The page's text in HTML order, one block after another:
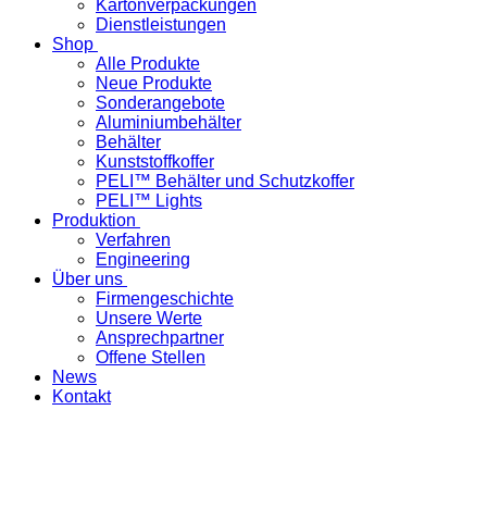
Kartonverpackungen
Dienstleistungen
Shop
Alle Produkte
Neue Produkte
Sonderangebote
Aluminiumbehälter
Behälter
Kunststoffkoffer
PELI™ Behälter und Schutzkoffer
PELI™ Lights
Produktion
Verfahren
Engineering
Über uns
Firmengeschichte
Unsere Werte
Ansprechpartner
Offene Stellen
News
Kontakt